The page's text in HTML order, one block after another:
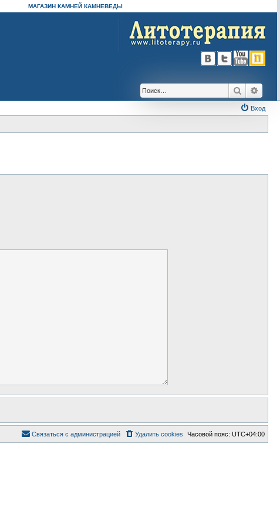
МАГАЗИН КАМНЕЙ КАМНЕВЕДЫ
Поиск
Вход
Часовой пояс: UTC+04:00
Удалить cookies
Связаться с администрацией